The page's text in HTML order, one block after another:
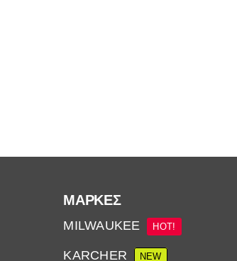
ΜΆΡΚΕΣ
MILWAUKEE HOT!
KARCHER NEW